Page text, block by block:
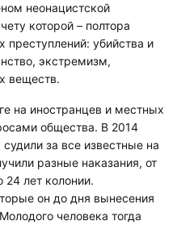
неонацистской
которой – полтора
преступлений: убийства и
экстремизм,
веществ.
на иностранцев и местных
общества. В 2014
за все известные на
разные наказания, от
24 лет колонии.
он до дня вынесения
человека тогда